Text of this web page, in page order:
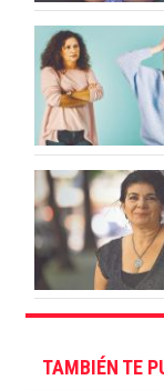
TAMBIÉN TE